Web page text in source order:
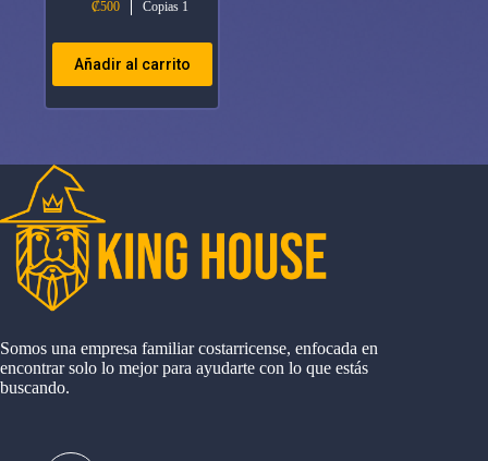
₡500 Copias 1
Añadir al carrito
Somos una empresa familiar costarricense, enfocada en
encontrar solo lo mejor para ayudarte con lo que estás
buscando.